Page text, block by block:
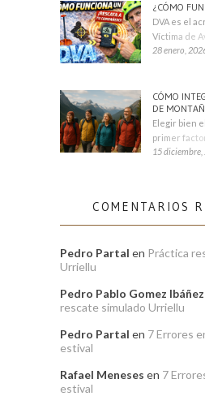
¿CÓMO
DVA es el
Víctima de
28 enero,
CÓMO
DE
Elegir bien
primer
15 diciembre,
COMENTARIOS
Pedro Partal en Práctica
Urriellu
Pedro Pablo Gomez Ibáñez
rescate simulado Urriellu
Pedro Partal en 7 Errores
estival
Rafael Meneses en 7
estival